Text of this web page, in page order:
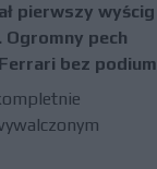
pierwszy wyścig
Ogromny pech
bez podium